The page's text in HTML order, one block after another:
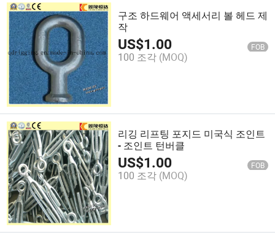
구조 하드웨어 액세서리 볼 헤드 제
작
US$1.00 FOB
100 조각 (MOQ)
리깅 리프팅 포지드 미국식 조인트
- 조인트 턴버클
US$1.00 FOB
100 조각 (MOQ)